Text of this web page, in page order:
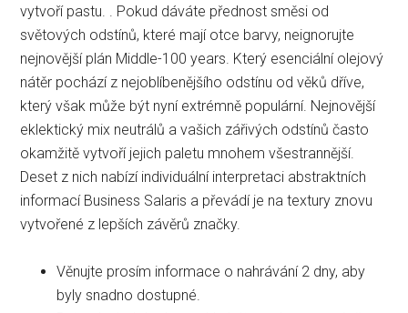
vytvoří pastu. . Pokud dáváte přednost směsi od
světových odstínů, které mají otce barvy, neignorujte
nejnovější plán Middle-100 years. Který esenciální olejový
nátěr pochází z nejoblíbenějšího odstínu od věků dříve,
který však může být nyní extrémně populární. Nejnovější
eklektický mix neutrálů a vašich zářivých odstínů často
okamžitě vytvoří jejich paletu mnohem všestrannější.
Deset z nich nabízí individuální interpretaci abstraktních
informací Business Salaris a převádí je na textury znovu
vytvořené z lepších závěrů značky.
Věnujte prosím informace o nahrávání 2 dny, aby
byly snadno dostupné.